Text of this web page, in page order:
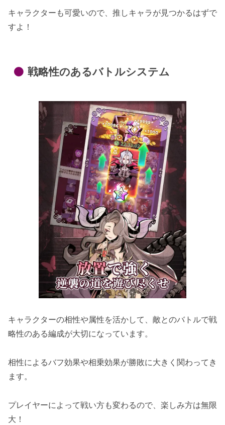
キャラクターも可愛いので、推しキャラが見つかるはずで
すよ！
戦略性のあるバトルシステム
キャラクターの相性や属性を活かして、敵とのバトルで戦
略性のある編成が大切になっています。
相性によるバフ効果や相乗効果が勝敗に大きく関わってき
ます。
プレイヤーによって戦い方も変わるので、楽しみ方は無限
大！